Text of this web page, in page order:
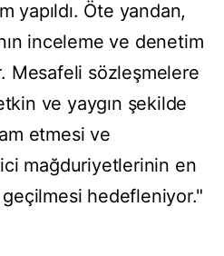
yapıldı. Öte yandan,
inceleme ve denetim
Mesafeli sözleşmelere
ve yaygın şekilde
etmesi ve
mağduriyetlerinin en
hedefleniyor."